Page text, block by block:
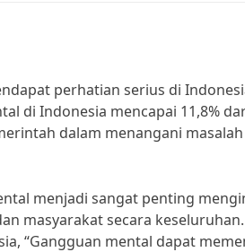
perhatian serius di
di Indonesia mencapai 11,8%
dalam menangani
menjadi sangat penting
masyarakat secara
“Gangguan mental dapat